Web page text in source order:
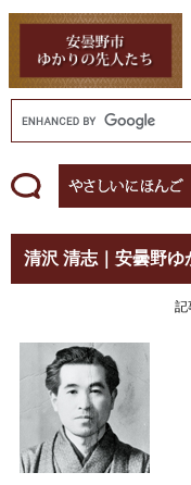
清沢 清志｜安曇野ゆ
記